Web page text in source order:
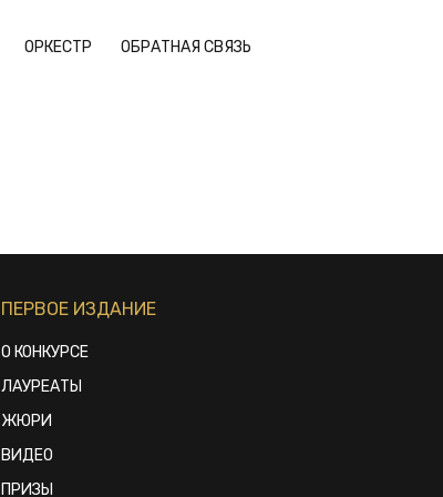
ОРКЕСТР ОБРАТНАЯ СВЯЗЬ
ПЕРВОЕ ИЗДАНИЕ
О КОНКУРСЕ
ЛАУРЕАТЫ
ЖЮРИ
ВИДЕО
ПРИЗЫ